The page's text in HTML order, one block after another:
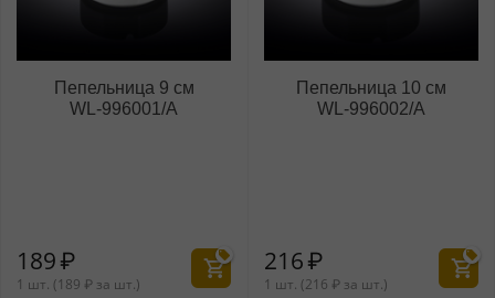
Пепельница 9 см
WL‑996001/A
189₽
1 шт. (189 ₽ за шт.)
Пепельница 10 см
WL‑996002/A
216₽
1 шт. (216 ₽ за шт.)